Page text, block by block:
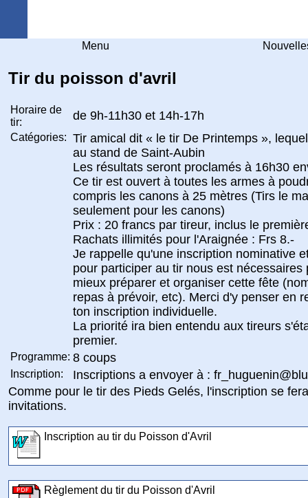
Menu
Tir du poisson d'avril
Horaire de
tir:
de 9h-11h30 et 14h-17h
Catégories: Tir amical dit « le tir De Printemps »,
au stand de Saint-Aubin
Les résultats seront proclamés à 16h30
Ce tir est ouvert à toutes les armes à
compris les canons à 25 mètres (Tirs le
seulement pour les canons)
Prix : 20 francs par tireur, inclus le
Rachats illimités pour l'Araignée : Frs 8.-
Je rappelle qu'une inscription nominative
pour participer au tir nous est nécessaires
mieux préparer et organiser cette fête
repas à prévoir, etc). Merci d'y penser en
ton inscription individuelle.
La priorité ira bien entendu aux tireurs
premier.
Programme: 8 coups
Inscription:
Inscriptions a envoyer à :
Comme pour le tir des Pieds Gelés, l'inscription se
invitations.
Inscription au tir du Poisson d'Avril
Règlement du tir du Poisson d'Avril